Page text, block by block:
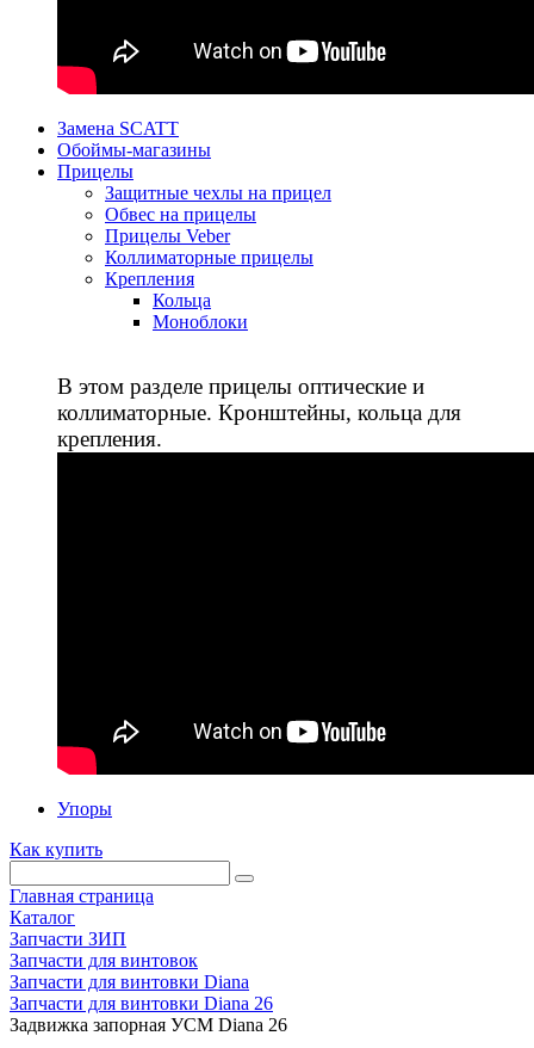
Замена SCATT
Обоймы-магазины
Прицелы
Защитные чехлы на прицел
Обвес на прицелы
Прицелы Veber
Коллиматорные прицелы
Крепления
Кольца
Моноблоки
В этом разделе прицелы оптические и
коллиматорные. Кронштейны, кольца для
крепления.
Упоры
Как купить
Главная страница
Каталог
Запчасти ЗИП
Запчасти для винтовок
Запчасти для винтовки Diana
Запчасти для винтовки Diana 26
Задвижка запорная УСМ Diana 26